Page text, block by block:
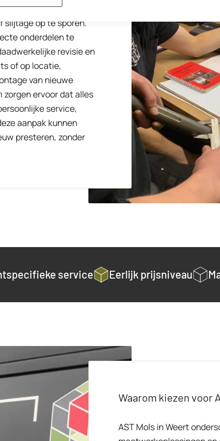
diagnose van
op te sporen.
onderdelen te
revisie en
of op locatie,
van nieuwe
ervoor dat alles
service,
aanpak kunnen
presteren, zonder
service Eerlijk prijsniveau
Waarom kiezen voor
AST Mols in Weert